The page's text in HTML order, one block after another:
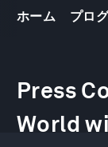
ホーム プロ
Press
World
of
minutes,
19